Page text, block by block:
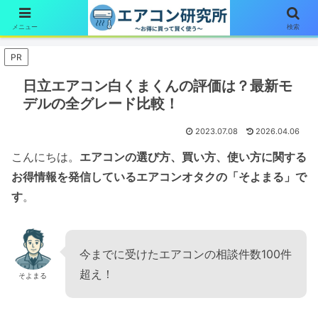
簡単1分！エアコン診断はここをタップ
PR
日立エアコン白くまくんの評価は？最新モ
デルの全グレード比較！
2023.07.08 2026.04.06
こんにちは。 エアコンの選び方、買い方、使い方に関する
お得情報を発信しているエアコンオタクの「そよまる」で
す。
そよまる
今までに受けたエアコンの相談件数100件
超え！
メニュー 検索